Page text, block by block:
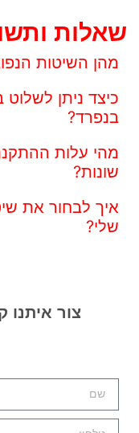
שאלות
מהן השיטות
כיצד ניתן
בנפרד?
מהי עלות
שונות?
איך לבחור את
שלי?
צור איתנו